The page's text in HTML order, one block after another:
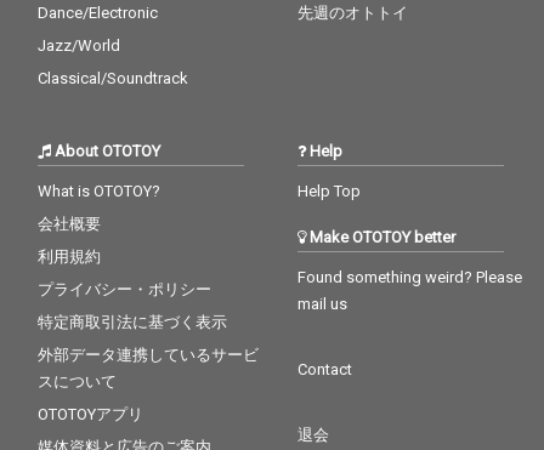
Dance/Electronic
Jazz/World
Classical/Soundtrack
先週のオトトイ
About OTOTOY
What is OTOTOY?
会社概要
利用規約
プライバシー・ポリシー
特定商取引法に基づく表示
外部データ連携しているサービ
スについて
OTOTOYアプリ
Help
Help Top
Make OTOTOY better
Found something weird? Please
mail us
Contact
退会